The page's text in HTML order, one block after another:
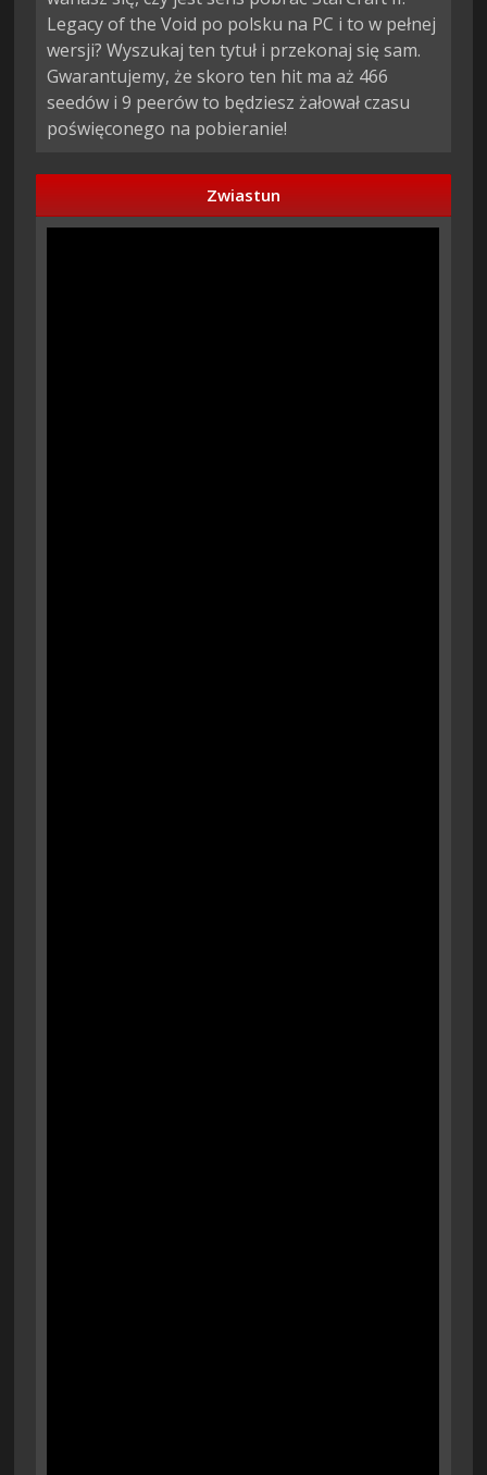
Legacy of the Void po polsku na PC i to w pełnej
wersji? Wyszukaj ten tytuł i przekonaj się sam.
Gwarantujemy, że skoro ten hit ma aż 466
seedów i 9 peerów to będziesz żałował czasu
poświęconego na pobieranie!
Zwiastun